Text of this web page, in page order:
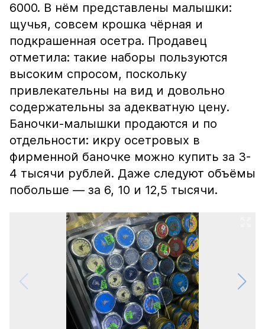
6000. В нём представлены малышки:
щучья, совсем крошка чёрная и
подкрашенная осетра. Продавец
отметила: такие наборы пользуются
высоким спросом, поскольку
привлекательны на вид и довольно
содержательны за адекватную цену.
Баночки-малышки продаются и по
отдельности: икру осетровых в
фирменной баночке можно купить за 3-
4 тысячи рублей. Даже следуют объёмы
побольше — за 6, 10 и 12,5 тысячи.